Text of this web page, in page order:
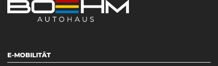
E-MOBILITÄT